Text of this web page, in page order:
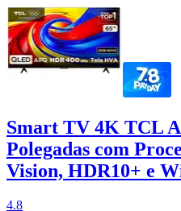
Smart TV 4K TCL
Polegadas com
Vision, HDR10+ e
4.8